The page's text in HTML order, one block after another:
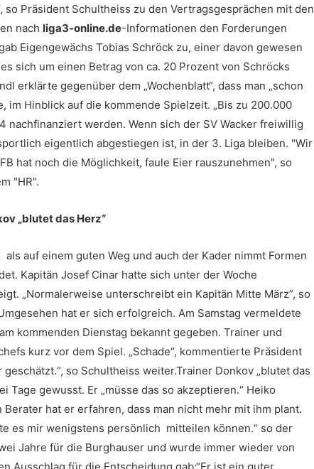
Präsident Schultheiss zu den Vertragsgesprächen mit den
nach liga3-online.de-Informationen den Forderungen
Eigengewächs Tobias Schröck zu, einer davon gewesen
sich um einen Betrag von ca. 20 Prozent von Schröcks
erklärte gegenüber dem „Wochenblatt“, dass man „schon
im Hinblick auf die kommende Spielzeit. „Bis zu 200.000
nachfinanziert werden. Wenn sich der SV Wacker freiwillig
eigentlich abgestiegen ist, in der 3. Liga bleiben. "Wir
hat noch die Möglichkeit, faule Eier rauszunehmen", so
"HR".
„blutet das Herz“
auf einem guten Weg und auch der Kader nimmt Formen
Kapitän Josef Cinar hatte sich unter der Woche
„Normalerweise unterschreibt ein Kapitän Mitte März”, so
hat er sich erfolgreich. Am Samstag vermeldete
kommenden Dienstag bekannt gegeben. Trainer und
kurz vor dem Spiel. „Schade“, kommentierte Präsident
so Schultheiss weiter.Trainer Donkov „blutet das
Tage gewusst. Er „müsse das so akzeptieren.“ Heiko
hat er erfahren, dass man nicht mehr mit ihm plant.
es mir wenigstens persönlich mitteilen können.“ so der
Jahre für die Burghauser und wurde immer wieder von